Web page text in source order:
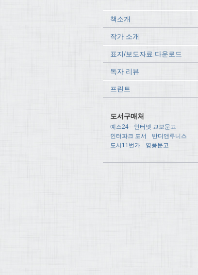
책소개
작가 소개
표지/보도자료 다운로드
독자 리뷰
프린트
도서구매처
예스24
인터넷 교보문고
인터파크 도서
반디앤루니스
도서11번가
영풍문고